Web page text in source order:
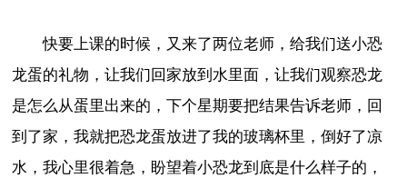
快要上课的时候，又来了两位老师，给我们送小恐
龙蛋的礼物，让我们回家放到水里面，让我们观察恐龙
是怎么从蛋里出来的，下个星期要把结果告诉老师，回
到了家，我就把恐龙蛋放进了我的玻璃杯里，倒好了凉
水，我心里很着急，盼望着小恐龙到底是什么样子的，